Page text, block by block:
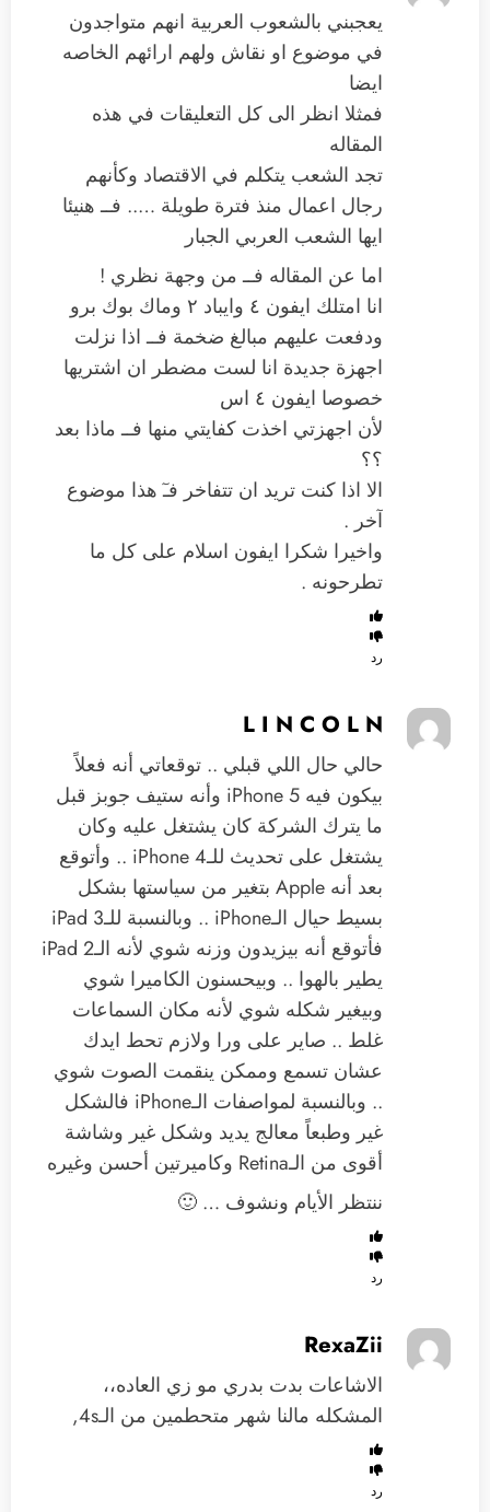
يعجبني بالشعوب العربية انهم متواجدون
في موضوع او نقاش ولهم ارائهم الخاصه
ايضا
فمثلا انظر الى كل التعليقات في هذه
المقاله
تجد الشعب يتكلم في الاقتصاد وكأنهم
رجال اعمال منذ فترة طويلة ….. فــ هنيئا
ايها الشعب العربي الجبار
اما عن المقاله فــ من وجهة نظري !
انا امتلك ايفون ٤ وايباد ٢ وماك بوك برو
ودفعت عليهم مبالغ ضخمة فــ اذا نزلت
اجهزة جديدة انا لست مضطر ان اشتريها
خصوصا ايفون ٤ اس
لأن اجهزتي اخذت كفايتي منها فــ ماذا بعد
؟؟
الا اذا كنت تريد ان تتفاخر فـٓ هذا موضوع
آخر .
واخيرا شكرا ايفون اسلام على كل ما
تطرحونه .
رد
L I N C O L N
حالي حال اللي قبلي .. توقعاتي أنه فعلاً
بيكون فيه iPhone 5 وأنه ستيف جوبز قبل
ما يترك الشركة كان يشتغل عليه وكان
يشتغل على تحديث للـiPhone 4 .. وأتوقع
بعد أنه Apple بتغير من سياستها بشكل
بسيط حيال الـiPhone .. وبالنسبة للـiPad 3
فأتوقع أنه بيزيدون وزنه شوي لأنه الـiPad 2
يطير بالهوا .. وبيحسنون الكاميرا شوي
وبيغير شكله شوي لأنه مكان السماعات
غلط .. صاير على ورا ولازم تحط ايدك
عشان تسمع وممكن ينقمت الصوت شوي
.. وبالنسبة لمواصفات الـiPhone فالشكل
غير وطبعاً معالج يديد وشكل غير وشاشة
أقوى من الـRetina وكاميرتين أحسن وغيره
ننتظر الأيام ونشوف … 🙂
رد
RexaZii
الاشاعات بدت بدري مو زي العاده،،
المشكله مالنا شهر متحطمين من الـ4s,
رد